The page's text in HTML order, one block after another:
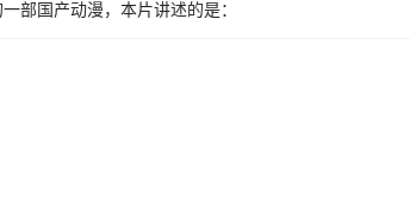
部国产动漫，本片讲述的是：